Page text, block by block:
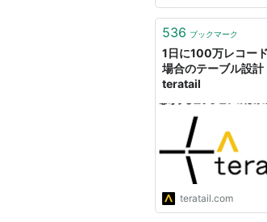
536 ブックマーク
1日に100万レコー
場合のテーブル設計 |
teratail
teratail.com